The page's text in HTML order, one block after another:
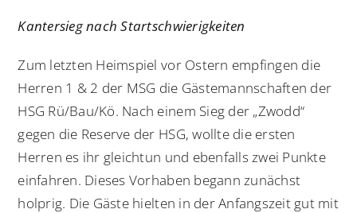
Kantersieg nach Startschwierigkeiten
Zum letzten Heimspiel vor Ostern empfingen die
Herren 1 & 2 der MSG die Gästemannschaften der
HSG Rü/Bau/Kö. Nach einem Sieg der „Zwodd“
gegen die Reserve der HSG, wollte die ersten
Herren es ihr gleichtun und ebenfalls zwei Punkte
einfahren. Dieses Vorhaben begann zunächst
holprig. Die Gäste hielten in der Anfangszeit gut mit